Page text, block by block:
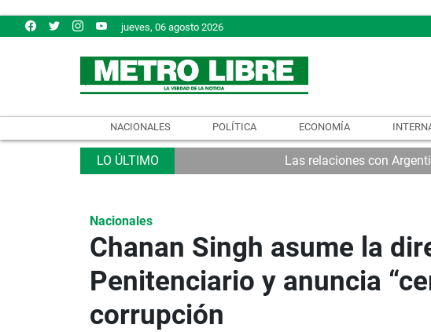
jueves, 06 agosto 2026
NACIONALES POLÍTICA ECONOMÍA
Las relaciones con
Nacionales
Chanan Singh asume la
Penitenciario y anuncia
corrupción